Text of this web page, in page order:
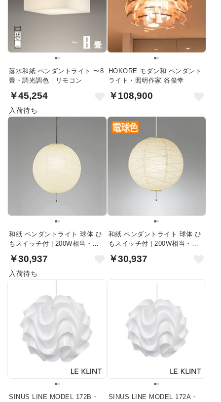
落水和紙 ペンダントライト 〜8
畳・調光調色｜リモコン
￥45,254
入荷待ち
HOKORE モダン和 ペンダント
ライト・照明作家 谷俊幸
￥108,900
和紙 ペンダントライト 球体 ひ
もスイッチ付 | 200W相当・黒
￥30,937
入荷待ち
和紙 ペンダントライト 球体 ひ
もスイッチ付 | 200W相当・白
￥30,937
SINUS LINE MODEL 172B・
SINUS LINE MODEL 172A・